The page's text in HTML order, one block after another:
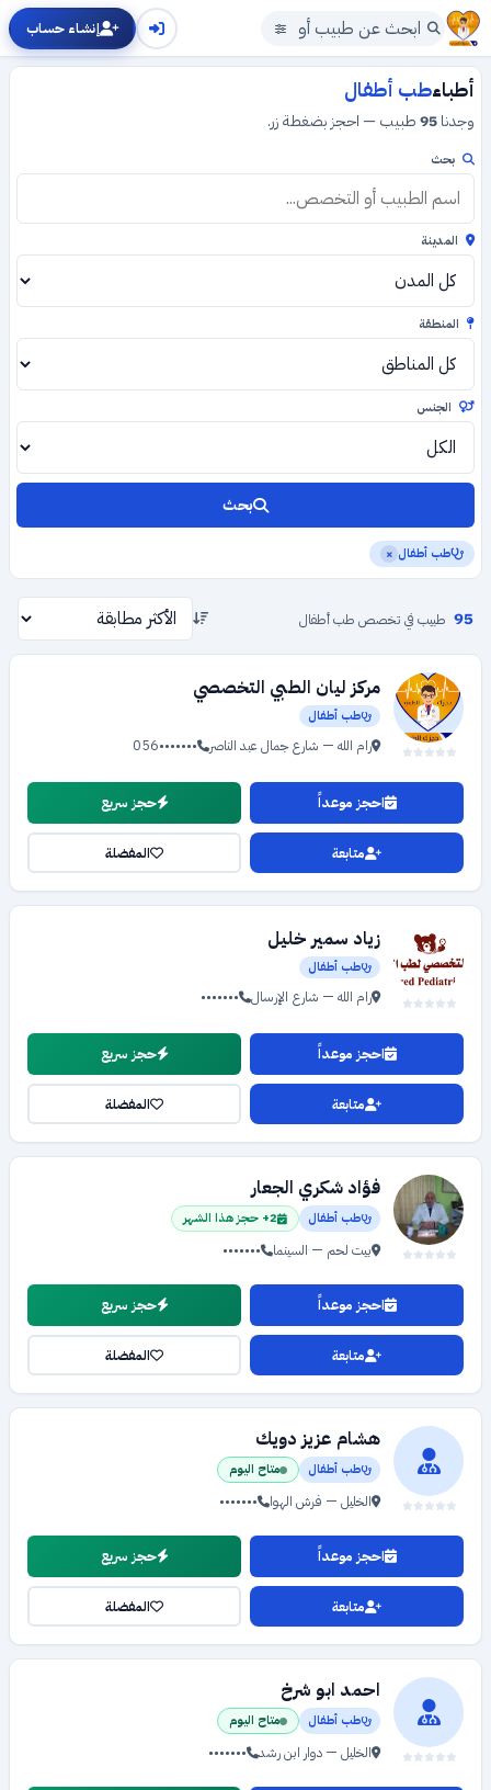
إنشاء حساب
أطباءطب أطفال
وجدنا95طبيب — احجز بضغطة زر.
بحث
المدينة
المنطقة
الجنس
بحث
طب أطفال ×
95 طبيب في تخصص طب أطفال
مركز ليان الطبي التخصصي
طب أطفال
رام الله — شارع جمال عبد الناصر 056•••••••
احجز موعداً حجز سريع
متابعة المفضلة
زياد سمير خليل
طب أطفال
رام الله — شارع الإرسال •••••••
احجز موعداً حجز سريع
متابعة المفضلة
فؤاد شكري الجعار
طب أطفال 2+ حجز هذا الشهر
بيت لحم — السينما •••••••
احجز موعداً حجز سريع
متابعة المفضلة
هشام عزيز دويك
طب أطفال متاح اليوم
الخليل — فرش الهوا •••••••
احجز موعداً حجز سريع
متابعة المفضلة
احمد ابو شرخ
طب أطفال متاح اليوم
الخليل — دوار ابن رشد •••••••